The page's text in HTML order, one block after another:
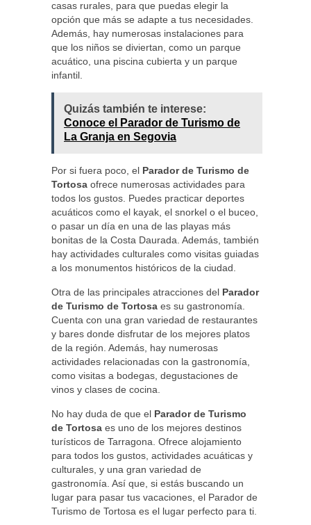
casas rurales, para que puedas elegir la
opción que más se adapte a tus necesidades.
Además, hay numerosas instalaciones para
que los niños se diviertan, como un parque
acuático, una piscina cubierta y un parque
infantil.
Quizás también te interese:
Conoce el Parador de Turismo de
La Granja en Segovia
Por si fuera poco, el Parador de Turismo de
Tortosa ofrece numerosas actividades para
todos los gustos. Puedes practicar deportes
acuáticos como el kayak, el snorkel o el buceo,
o pasar un día en una de las playas más
bonitas de la Costa Daurada. Además, también
hay actividades culturales como visitas guiadas
a los monumentos históricos de la ciudad.
Otra de las principales atracciones del Parador
de Turismo de Tortosa es su gastronomía.
Cuenta con una gran variedad de restaurantes
y bares donde disfrutar de los mejores platos
de la región. Además, hay numerosas
actividades relacionadas con la gastronomía,
como visitas a bodegas, degustaciones de
vinos y clases de cocina.
No hay duda de que el Parador de Turismo
de Tortosa es uno de los mejores destinos
turísticos de Tarragona. Ofrece alojamiento
para todos los gustos, actividades acuáticas y
culturales, y una gran variedad de
gastronomía. Así que, si estás buscando un
lugar para pasar tus vacaciones, el Parador de
Turismo de Tortosa es el lugar perfecto para ti.